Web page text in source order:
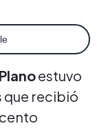
estuvo
que recibió